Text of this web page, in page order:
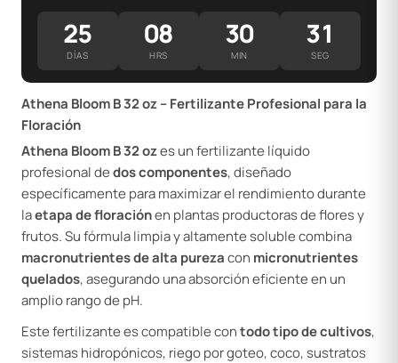
25
DÍAS
08
HRS
30
MIN
31
SEG
Athena Bloom B 32 oz – Fertilizante Profesional para la
Floración
Athena Bloom B 32 ozes un fertilizante líquido
profesional dedos componentes, diseñado
específicamente para maximizar el rendimiento durante
laetapa de floraciónen plantas productoras de flores y
frutos. Su fórmula limpia y altamente soluble combina
macronutrientes de alta purezacon micronutrientes
quelados, asegurando una absorción eficiente en un
amplio rango de pH.
Este fertilizante es compatible contodo tipo de cultivos,
sistemas hidropónicos, riego por goteo, coco, sustratos